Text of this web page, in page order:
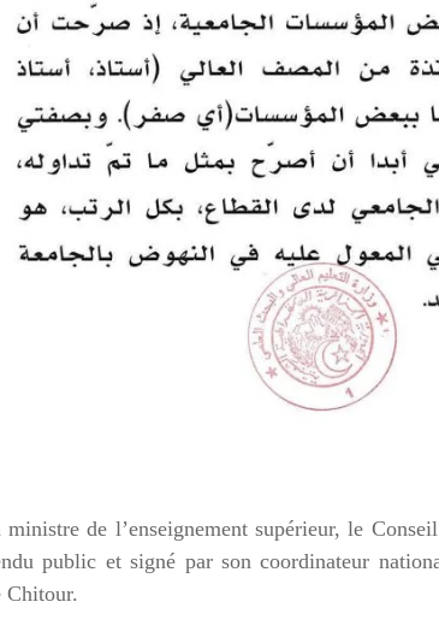
ministre de l’enseignement supérieur, le
public et signé par son coordinateur
Chitour.